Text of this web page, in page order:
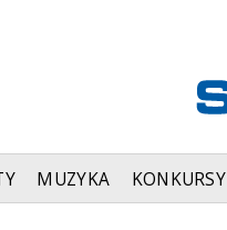
MUZYKA KONKURSY